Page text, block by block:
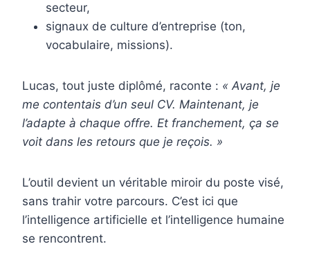
secteur,
signaux de culture d’entreprise (ton,
vocabulaire, missions).
Lucas, tout juste diplômé, raconte : « Avant, je
me contentais d’un seul CV. Maintenant, je
l’adapte à chaque offre. Et franchement, ça se
voit dans les retours que je reçois. »
L’outil devient un véritable miroir du poste visé,
sans trahir votre parcours. C’est ici que
l’intelligence artificielle et l’intelligence humaine
se rencontrent.